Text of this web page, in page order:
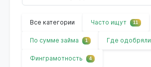
Все категории Часто ищут 11
По сумме займа 1 Где одобряли
Финграмотность 4